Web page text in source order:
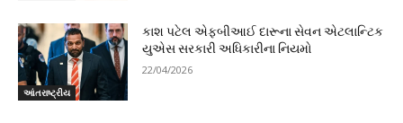
આંતરાષ્ટ્રીય
કાશ પટેલ એફબીઆઈ દારૂના સેવન એટલાન્ટિક
યુએસ સરકારી અધિકારીના નિયમો
22/04/2026